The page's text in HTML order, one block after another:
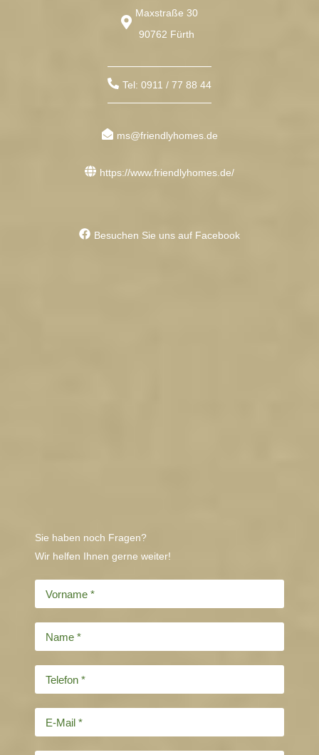
Maxstraße 30
90762 Fürth
Tel: 0911 / 77 88 44
ms@friendlyhomes.de
https://www.friendlyhomes.de/
Besuchen Sie uns auf Facebook
Sie haben noch Fragen?
Wir helfen Ihnen gerne weiter!